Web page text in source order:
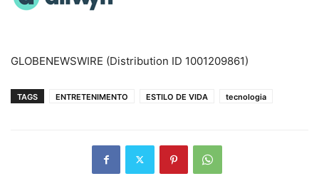
GLOBENEWSWIRE (Distribution ID 1001209861)
TAGS ENTRETENIMENTO ESTILO DE VIDA tecnologia